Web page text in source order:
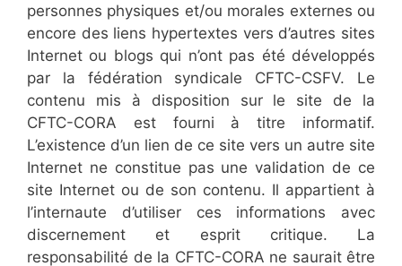
personnes physiques et/ou morales externes ou
encore des liens hypertextes vers d’autres sites
Internet ou blogs qui n’ont pas été développés
par la fédération syndicale CFTC-CSFV. Le
contenu mis à disposition sur le site de la
CFTC-CORA est fourni à titre informatif.
L’existence d’un lien de ce site vers un autre site
Internet ne constitue pas une validation de ce
site Internet ou de son contenu. Il appartient à
l’internaute d’utiliser ces informations avec
discernement et esprit critique. La
responsabilité de la CFTC-CORA ne saurait être